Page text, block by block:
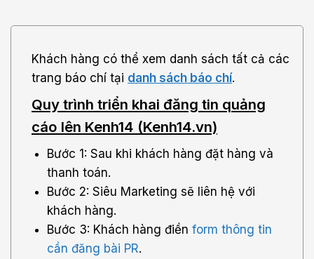
Khách hàng có thể xem danh sách tất cả các
trang báo chí tại danh sách báo chí.
Quy trình triển khai đăng tin quảng
cáo lên Kenh14 (Kenh14.vn)
Bước 1: Sau khi khách hàng đặt hàng và
thanh toán.
Bước 2: Siêu Marketing sẽ liên hệ với
khách hàng.
Bước 3: Khách hàng điềnform thông tin
cần đăng bài PR.